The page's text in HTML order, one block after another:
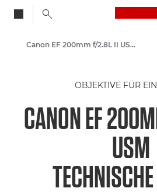
Canon Kameraobjektive
Canon EF 200mm f/2.8L II USM - Objektive – Kamera- & Foto-Objektive
OBJEKTIVE FÜR
CANON EF
USM